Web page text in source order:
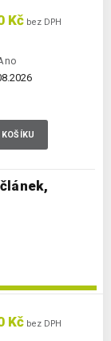
Kč bez DPH
KOŠÍKU
Kč bez DPH